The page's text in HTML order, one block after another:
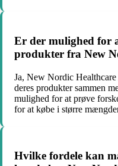
Er der mulighed for
produkter fra New
Ja, New Nordic
deres produkter sammen
mulighed for at prøve
for at købe i større
Hvilke fordele kan